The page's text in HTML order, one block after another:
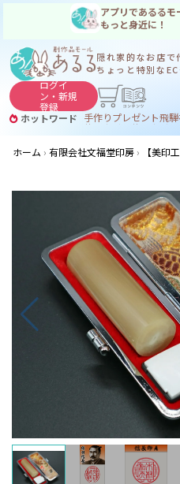
アプリであるるモ
もっと身近に！
隠れ家的なお店で
ちょっと特別な
ログイ
ン・新規
登録
ホットワード 手作りプレゼント飛騨
サヌカイト
ホーム
有限会社文福堂印房 【美印